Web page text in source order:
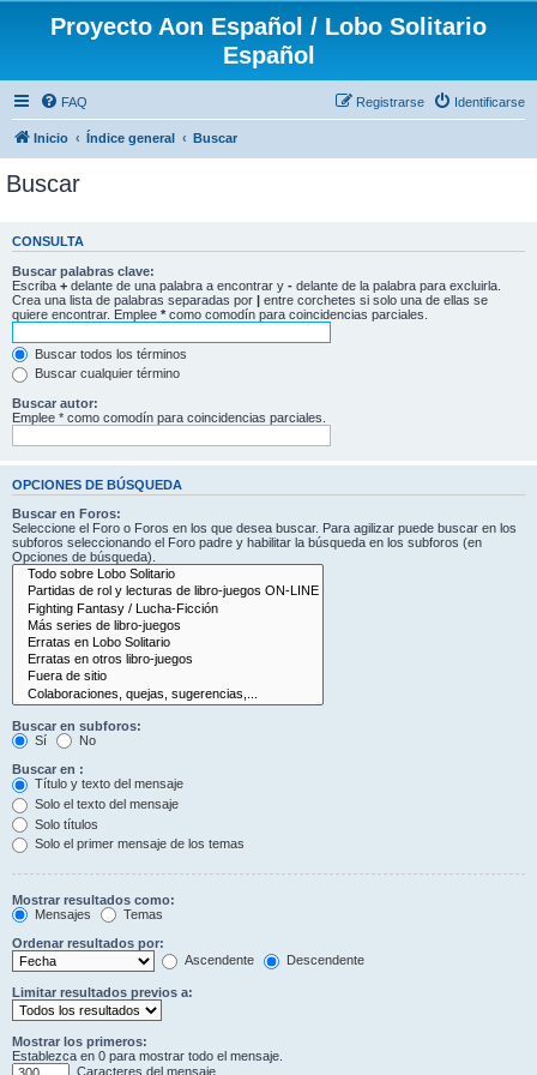
Proyecto Aon Español / Lobo Solitario
Español
FAQ Identificarse
Registrarse
Inicio Índice general Buscar
Buscar
CONSULTA
Buscar palabras clave:
Escriba + delante de una palabra a encontrar y - delante de la palabra para excluirla.
Crea una lista de palabras separadas por | entre corchetes si solo una de ellas se
quiere encontrar. Emplee * como comodín para coincidencias parciales.
Buscar todos los términos
Buscar cualquier término
Buscar autor:
Emplee * como comodín para coincidencias parciales.
OPCIONES DE BÚSQUEDA
Buscar en Foros:
Seleccione el Foro o Foros en los que desea buscar. Para agilizar puede buscar en los
subforos seleccionando el Foro padre y habilitar la búsqueda en los subforos (en
Opciones de búsqueda).
Buscar en subforos:
Sí
No
Buscar en :
Título y texto del mensaje
Solo el texto del mensaje
Solo títulos
Solo el primer mensaje de los temas
Mostrar resultados como:
Mensajes
Temas
Ordenar resultados por:
Ascendente
Descendente
Limitar resultados previos a:
Mostrar los primeros:
Establezca en 0 para mostrar todo el mensaje.
Caracteres del mensaje